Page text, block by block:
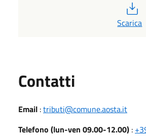
Scarica
Contatti
Email :tributi@comune.aosta.it
Telefono (lun-ven 09.00-12.00) :